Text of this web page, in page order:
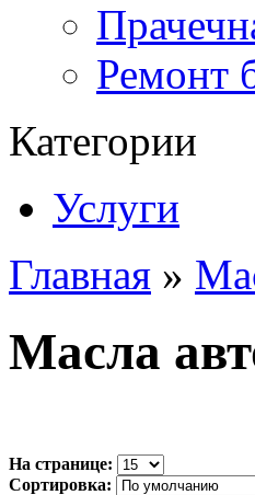
Ремонт
Категории
Услуги
Главная »
Масла
На странице:
Сортировка: